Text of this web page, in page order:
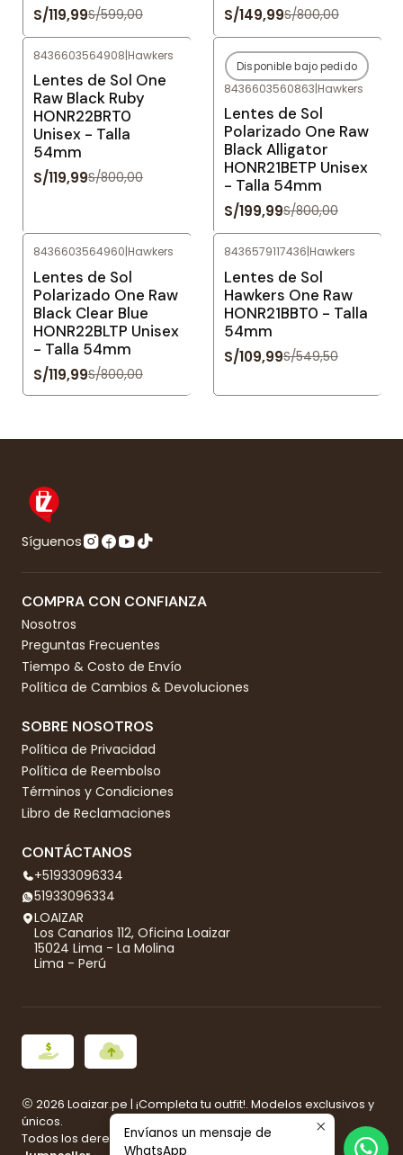
S/119,99S/599,00 S/149,99S/800,00
8436603564908|Hawkers
Lentes de Sol One
Raw Black Ruby
HONR22BRT0
Unisex - Talla
54mm
S/119,99S/800,00
-75%OFF
Agotado
Disponible bajo pedido
8436603560863|Hawkers
Lentes de Sol
Polarizado One Raw
Black Alligator
HONR21BETP Unisex
- Talla 54mm
S/199,99S/800,00
8436603564960|Hawkers
Lentes de Sol
Polarizado One Raw
Black Clear Blue
HONR22BLTP Unisex
- Talla 54mm
S/119,99S/800,00
8436579117436|Hawkers
Lentes de Sol
Hawkers One Raw
HONR21BBT0 - Talla
54mm
S/109,99S/549,50
Síguenos
COMPRA CON CONFIANZA
Nosotros
Preguntas Frecuentes
Tiempo & Costo de Envío
Política de Cambios & Devoluciones
SOBRE NOSOTROS
Política de Privacidad
Política de Reembolso
Términos y Condiciones
Libro de Reclamaciones
CONTÁCTANOS
+51933096334
51933096334
LOAIZAR
Los Canarios 112, Oficina Loaizar
15024 Lima - La Molina
Lima - Perú
2026 Loaizar.pe | ¡Completa tu outfit!. Modelos exclusivos y
únicos.
Todos los derechos reservados.Desarrollado por
Envíanos un mensaje de
WhatsApp